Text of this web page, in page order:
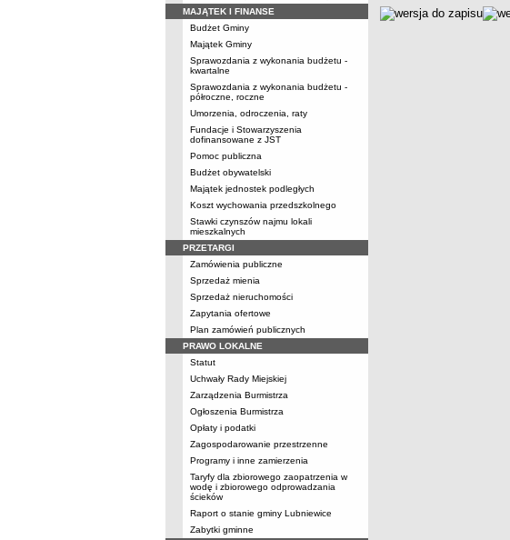
MAJĄTEK I FINANSE
Budżet Gminy
Majątek Gminy
Sprawozdania z wykonania budżetu -
kwartalne
Sprawozdania z wykonania budżetu -
półroczne, roczne
Umorzenia, odroczenia, raty
Fundacje i Stowarzyszenia
dofinansowane z JST
Pomoc publiczna
Budżet obywatelski
Majątek jednostek podległych
Koszt wychowania przedszkolnego
Stawki czynszów najmu lokali
mieszkalnych
PRZETARGI
Zamówienia publiczne
Sprzedaż mienia
Sprzedaż nieruchomości
Zapytania ofertowe
Plan zamówień publicznych
PRAWO LOKALNE
Statut
Uchwały Rady Miejskiej
Zarządzenia Burmistrza
Ogłoszenia Burmistrza
Opłaty i podatki
Zagospodarowanie przestrzenne
Programy i inne zamierzenia
Taryfy dla zbiorowego zaopatrzenia w
wodę i zbiorowego odprowadzania
ścieków
Raport o stanie gminy Lubniewice
Zabytki gminne